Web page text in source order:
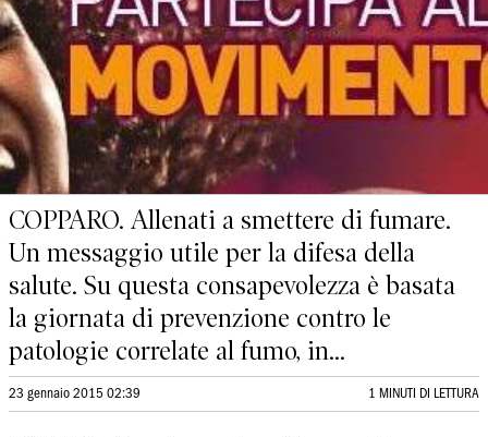
COPPARO. Allenati a smettere di fumare.
Un messaggio utile per la difesa della
salute. Su questa consapevolezza è basata
la giornata di prevenzione contro le
patologie correlate al fumo, in...
23 gennaio 2015 02:39 1 MINUTI DI LETTURA